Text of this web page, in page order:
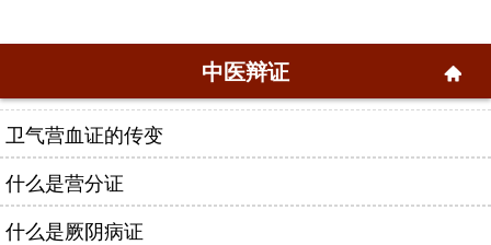
中医辩证
卫气营血证的传变
什么是营分证
什么是厥阴病证